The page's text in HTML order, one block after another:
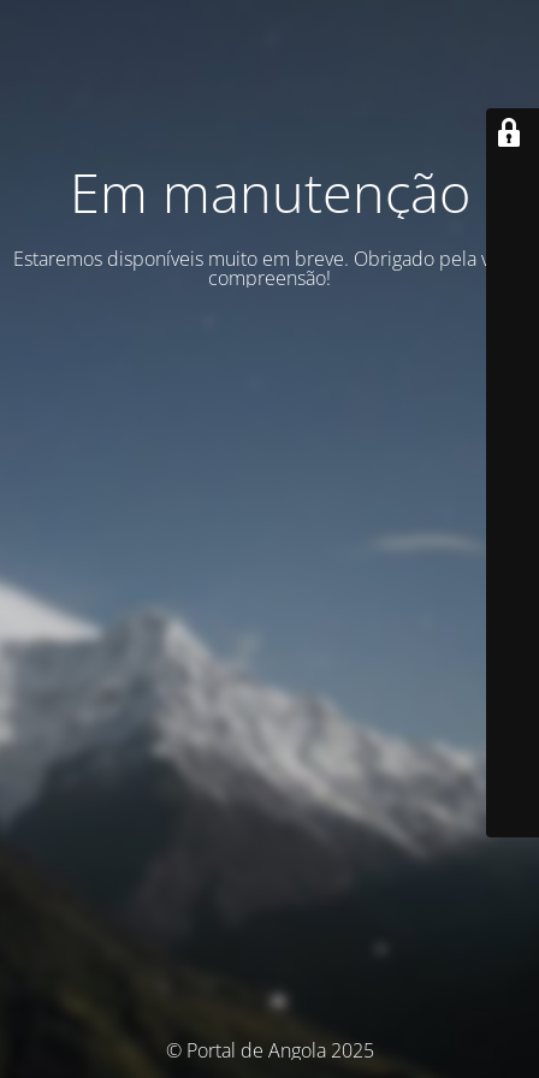
Em manutenção
Estaremos disponíveis muito em breve. Obrigado pela vossa
compreensão!
© Portal de Angola 2025